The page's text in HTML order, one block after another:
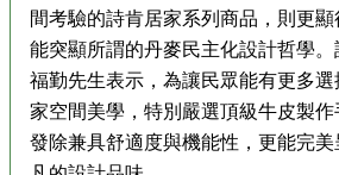
間考驗的詩肯居家系列商品，則更
能突顯所謂的丹麥民主化設計哲學
福勤先生表示，為讓民眾能有更多
家空間美學，特別嚴選頂級牛皮製
發除兼具舒適度與機能性，更能完